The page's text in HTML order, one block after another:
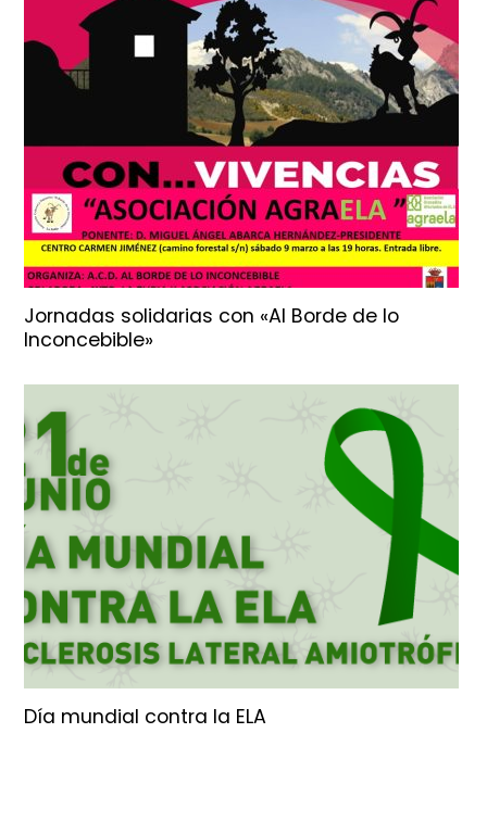
Jornadas solidarias con «Al Borde de lo
Inconcebible»
Día mundial contra la ELA